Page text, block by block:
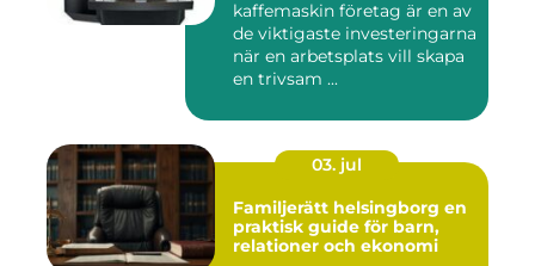
kaffemaskin företag är en av
de viktigaste investeringarna
när en arbetsplats vill skapa
en trivsam ...
03. jul
Familjerätt helsingborg en
praktisk guide för barn,
relationer och ekonomi